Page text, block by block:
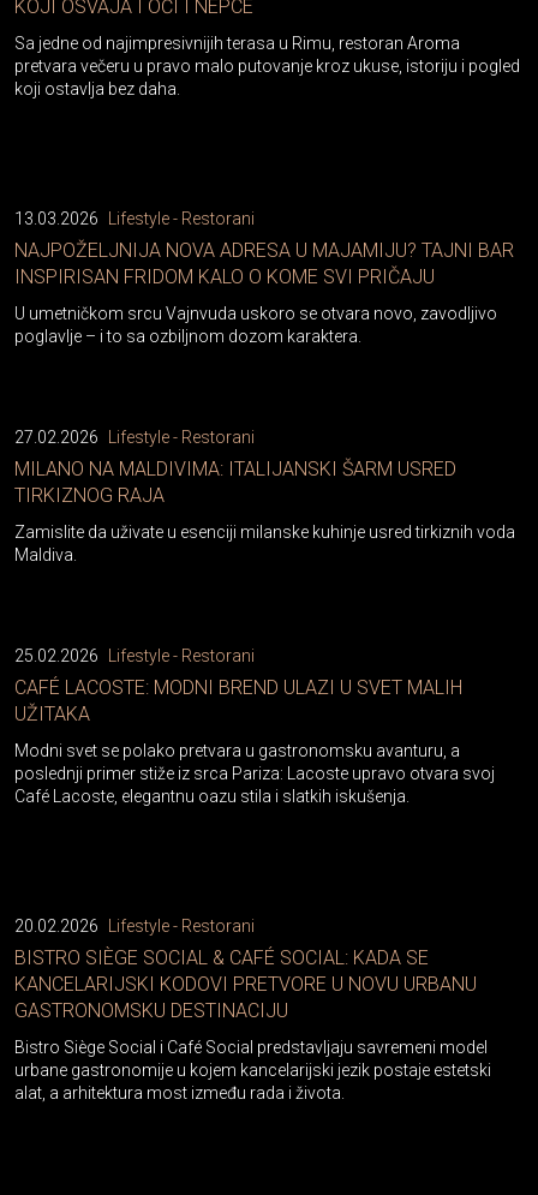
KOJI OSVAJA I OČI I NEPCE
Sa jedne od najimpresivnijih terasa u Rimu, restoran Aroma
pretvara večeru u pravo malo putovanje kroz ukuse, istoriju i pogled
koji ostavlja bez daha.
13.03.2026 Lifestyle - Restorani
NAJPOŽELJNIJA NOVA ADRESA U MAJAMIJU? TAJNI BAR
INSPIRISAN FRIDOM KALO O KOME SVI PRIČAJU
U umetničkom srcu Vajnvuda uskoro se otvara novo, zavodljivo
poglavlje – i to sa ozbiljnom dozom karaktera.
27.02.2026 Lifestyle - Restorani
MILANO NA MALDIVIMA: ITALIJANSKI ŠARM USRED
TIRKIZNOG RAJA
Zamislite da uživate u esenciji milanske kuhinje usred tirkiznih voda
Maldiva.
25.02.2026 Lifestyle - Restorani
CAFÉ LACOSTE: MODNI BREND ULAZI U SVET MALIH
UŽITAKA
Modni svet se polako pretvara u gastronomsku avanturu, a
poslednji primer stiže iz srca Pariza: Lacoste upravo otvara svoj
Café Lacoste, elegantnu oazu stila i slatkih iskušenja.
20.02.2026 Lifestyle - Restorani
BISTRO SIÈGE SOCIAL & CAFÉ SOCIAL: KADA SE
KANCELARIJSKI KODOVI PRETVORE U NOVU URBANU
GASTRONOMSKU DESTINACIJU
Bistro Siège Social i Café Social predstavljaju savremeni model
urbane gastronomije u kojem kancelarijski jezik postaje estetski
alat, a arhitektura most između rada i života.